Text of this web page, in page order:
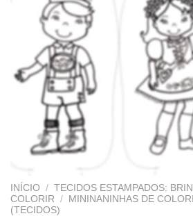
INÍCIO / TECIDOS ESTAMPADOS:
COLORIR
/ MININANINHAS DE
(TECIDOS)